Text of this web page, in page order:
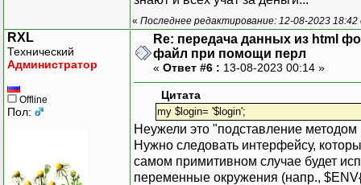
« Последнее редактирование: 12-08-2023
RXL
Технический
Администратор
Offline
Пол:
Re: передача данных из html
файл при помощи перл
« Ответ #6 : 13-08-2023 00:14 »
Цитата
my $login= '$login';
Неужели это "подставление
Нужно следовать интерфейсу,
самом примитивном случае будет
переменные окружения (напр.,